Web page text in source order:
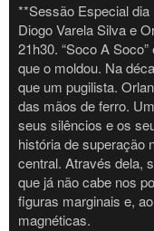
**Sessão Especial
Diogo Varela Silva e
21h30. “Soco A
que o moldou. Na
que um pugilista.
das mãos de ferro.
seus silêncios e os
história de superação
central. Através dela,
que já não cabe nos
figuras marginais e,
magnéticas.